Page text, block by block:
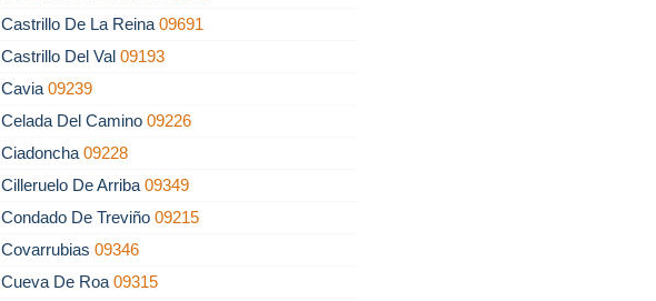
Castrillo De La Reina09691
Castrillo Del Val09193
Cavia09239
Celada Del Camino09226
Ciadoncha09228
Cilleruelo De Arriba09349
Condado De Treviño09215
Covarrubias09346
Cueva De Roa09315